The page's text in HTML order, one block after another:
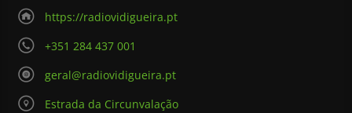
https://radiovidigueira.pt
+351 284 437 001
geral@radiovidigueira.pt
Estrada da Circunvalação